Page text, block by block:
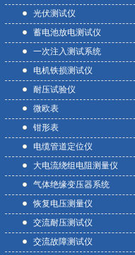
光伏测试仪
蓄电池放电测试仪
一次注入测试系统
电机铁损测试仪
耐压试验仪
微欧表
钳形表
电缆管道定位仪
大电流绕组电阻测量仪
气体绝缘变压器系统
恢复电压测量仪
交流耐压测试仪
交流故障测试仪